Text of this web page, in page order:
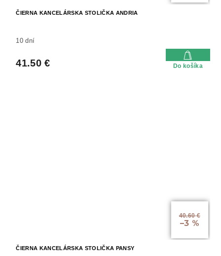
ČIERNA KANCELÁRSKA STOLIČKA ANDRIA
10 dní
41.50 € Do košíka
40.60 €
–3 %
ČIERNA KANCELÁRSKA STOLIČKA PANSY